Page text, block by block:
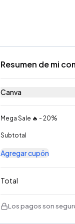
Resumen de mi
Canva
Mega Sale 🔥 - 20%
Subtotal
Agregar cupón
Total
Los pagos son